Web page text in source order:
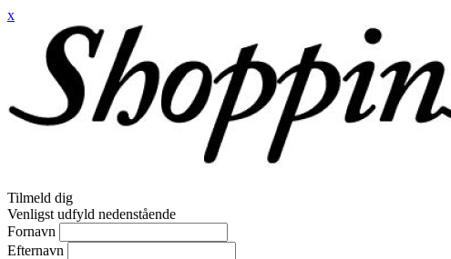
x
Tilmeld dig
Venligst udfyld nedenstående
Fornavn
Efternavn